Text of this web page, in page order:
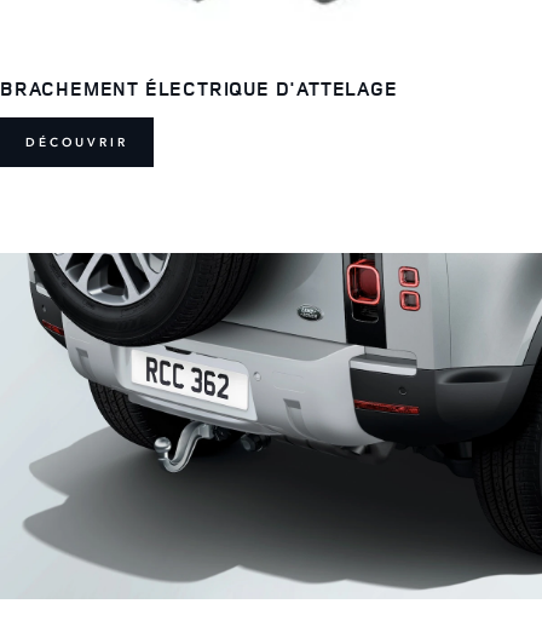
BRACHEMENT ÉLECTRIQUE D'ATTELAGE
DÉCOUVRIR